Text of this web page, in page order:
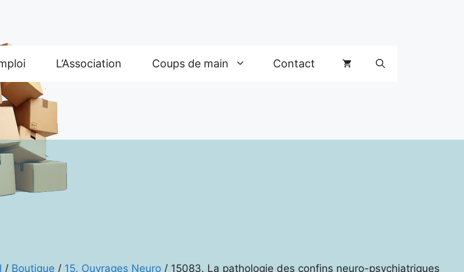
L’Association Coups de main Contact
/ Boutique / 15. Ouvrages Neuro / 15083. La pathologie des confins neuro-psychiatriques